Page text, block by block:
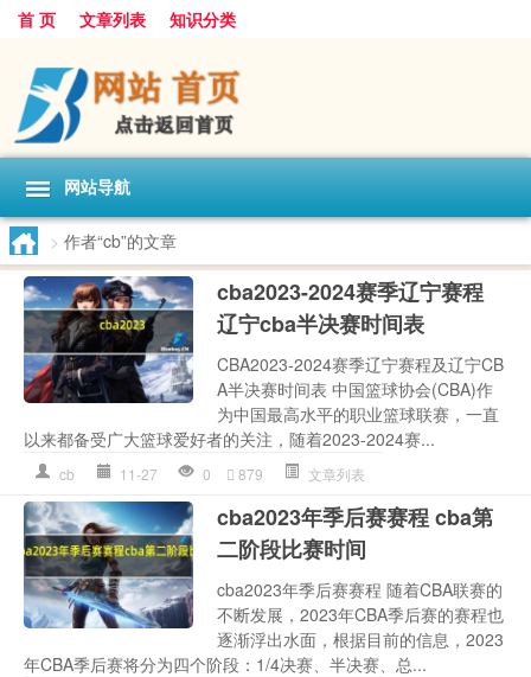
首 页 文章列表 知识分类
网站导航
> 作者“cb”的文章
cba2023-2024赛季辽宁赛程
辽宁cba半决赛时间表
CBA2023-2024赛季辽宁赛程及辽宁CB
A半决赛时间表 中国篮球协会(CBA)作
为中国最高水平的职业篮球联赛，一直
以来都备受广大篮球爱好者的关注，随着2023-2024赛...
cb 11-27 0 879 文章列表
cba2023年季后赛赛程 cba第
二阶段比赛时间
cba2023年季后赛赛程 随着CBA联赛的
不断发展，2023年CBA季后赛的赛程也
逐渐浮出水面，根据目前的信息，2023
年CBA季后赛将分为四个阶段：1/4决赛、半决赛、总...